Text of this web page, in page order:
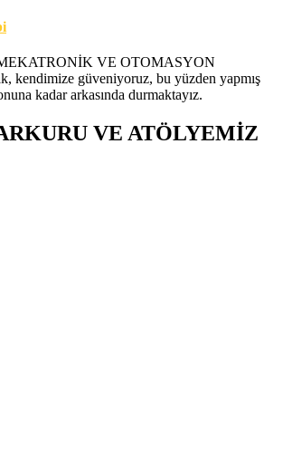
VE OTOMASYON
kendimize güveniyoruz, bu yüzden yapmış
kadar arkasında durmaktayız.
VE ATÖLYEMİZ